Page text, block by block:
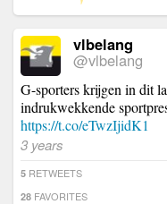
vlbelang
@vlbelang
G-sporters krijgen in dit
indrukwekkende
https://t.co/eTwzIjidK1
3 years
5 RETWEETS
28 FAVORITES